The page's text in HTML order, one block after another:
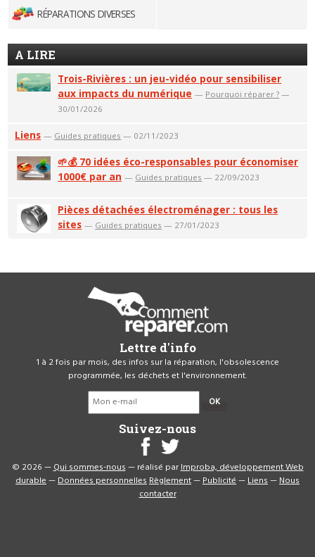
RÉPARATIONS DIVERSES
A LIRE
Trois-Rivières : un jeu-vidéo pour sensibiliser
aux impacts du numérique — Pourquoi réparer ? —
30/01/2026
Liens — Guides pratiques — 02/11/2023
🌱💰 70 idées éco-responsables pour économiser
1000€ par an — Guides pratiques — 22/09/2023
Pièces détachées électroménager : tous les
sites — Guides pratiques — 27/01/2023
Lettre d'info
1 à 2 fois par mois, des infos sur la réparation, l'obsolescence
programmée, les déchets et l'environnement.
OK
Suivez-nous
© 2026 —Qui sommes-nous— réalisé parImproba, développement Web
durable—Données personnellesRèglement—Publicité—Liens—Nous
contacter